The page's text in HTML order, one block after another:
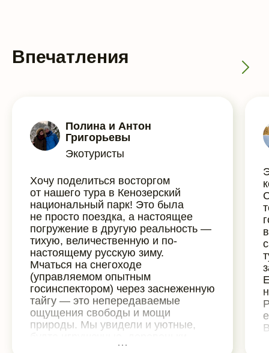
Впечатления
Полина и Антон
Григорьевы
Экотуристы
Хочу поделиться восторгом
от нашего тура в Кенозерский
национальный парк! Это была
не просто поездка, а настоящее
погружение в другую реальность —
тихую, величественную и по-
настоящему русскую зиму.
Мчаться на снегоходе
(управляемом опытным
госинспектором) через заснеженную
тайгу — это непередаваемые
ощущения свободы и мощи
природы. Мы увидели и уютные,
и добрались до того самого